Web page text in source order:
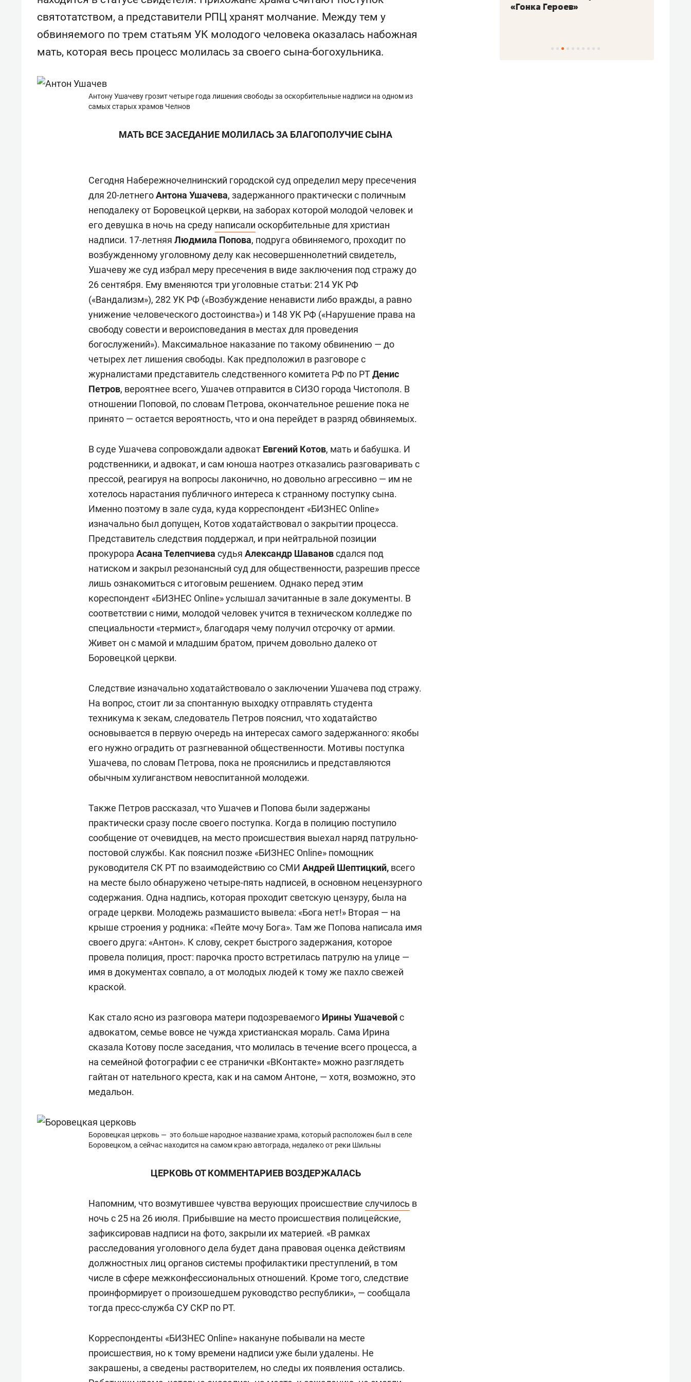
святотатством, а представители РПЦ хранят молчание. Между тем у
обвиняемого по трем статьям УК молодого человека оказалась набожная
мать, которая весь процесс молилась за своего сына-богохульника.
Антону Ушачеву грозит четыре года лишения свободы за оскорбительные надписи на одном из
самых старых храмов Челнов
МАТЬ ВСЕ ЗАСЕДАНИЕ МОЛИЛАСЬ ЗА БЛАГОПОЛУЧИЕ СЫНА
Сегодня Набережночелнинский городской суд определил меру пресечения
для 20-летнегоАнтона Ушачева, задержанного практически с поличным
неподалеку от Боровецкой церкви, на заборах которой молодой человек и
его девушка в ночь на среду написали оскорбительные для христиан
надписи. 17-летняя Людмила Попова, подруга обвиняемого, проходит по
возбужденному уголовному делу как несовершеннолетний свидетель,
Ушачеву же суд избрал меру пресечения в виде заключения под стражу до
26 сентября. Ему вменяются три уголовные статьи: 214 УК РФ
(«Вандализм»), 282 УК РФ («Возбуждение ненависти либо вражды, а равно
унижение человеческого достоинства») и 148 УК РФ («Нарушение права на
свободу совести и вероисповедания в местах для проведения
богослужений»). Максимальное наказание по такому обвинению — до
четырех лет лишения свободы. Как предположил в разговоре с
журналистами представитель следственного комитета РФ по РТДенис
Петров, вероятнее всего, Ушачев отправится в СИЗО города Чистополя. В
отношении Поповой, по словам Петрова, окончательное решение пока не
принято — остается вероятность, что и она перейдет в разряд обвиняемых.
В суде Ушачева сопровождали адвокат Евгений Котов, мать и бабушка. И
родственники, и адвокат, и сам юноша наотрез отказались разговаривать с
прессой, реагируя на вопросы лаконично, но довольно агрессивно — им не
хотелось нарастания публичного интереса к странному поступку сына.
Именно поэтому в зале суда, куда корреспондент «БИЗНЕС Online»
изначально был допущен, Котов ходатайствовал о закрытии процесса.
Представитель следствия поддержал, и при нейтральной позиции
прокурора Асана Телепчиева судья Александр Шавановсдался под
натиском и закрыл резонансный суд для общественности, разрешив прессе
лишь ознакомиться с итоговым решением. Однако перед этим
кореспондент «БИЗНЕС Online» услышал зачитанные в зале документы. В
соответствии с ними, молодой человек учится в техническом колледже по
специальности «термист», благодаря чему получил отсрочку от армии.
Живет он с мамой и младшим братом, причем довольно далеко от
Боровецкой церкви.
Следствие изначально ходатайствовало о заключении Ушачева под стражу.
На вопрос, стоит ли за спонтанную выходку отправлять студента
техникума к зекам, следователь Петров пояснил, что ходатайство
основывается в первую очередь на интересах самого задержанного: якобы
его нужно оградить от разгневанной общественности. Мотивы поступка
Ушачева, по словам Петрова, пока не прояснились и представляются
обычным хулиганством невоспитанной молодежи.
Также Петров рассказал, что Ушачев и Попова были задержаны
практически сразу после своего поступка. Когда в полицию поступило
сообщение от очевидцев, на место происшествия выехал наряд патрульно-
постовой службы. Как пояснил позже «БИЗНЕС Online» помощник
руководителя СК РТ по взаимодействию со СМИ Андрей Шептицкий, всего
на месте было обнаружено четыре-пять надписей, в основном нецензурного
содержания. Одна надпись, которая проходит светскую цензуру, была на
ограде церкви. Молодежь размашисто вывела: «Бога нет!» Вторая — на
крыше строения у родника: «Пейте мочу Бога». Там же Попова написала имя
своего друга: «Антон». К слову, секрет быстрого задержания, которое
провела полиция, прост: парочка просто встретилась патрулю на улице —
имя в документах совпало, а от молодых людей к тому же пахло свежей
краской.
Как стало ясно из разговора матери подозреваемого Ирины Ушачевойс
адвокатом, семье вовсе не чужда христианская мораль. Сама Ирина
сказала Котову после заседания, что молилась в течение всего процесса, а
на семейной фотографии с ее странички «ВКонтакте» можно разглядеть
гайтан от нательного креста, как и на самом Антоне, — хотя, возможно, это
медальон.
Боровецкая церковь — это больше народное название храма, который расположен был в селе
Боровецком, а сейчас находится на самом краю автограда, недалеко от реки Шильны
ЦЕРКОВЬ ОТ КОММЕНТАРИЕВ ВОЗДЕРЖАЛАСЬ
Напомним, что возмутившее чувства верующих происшествие случилось в
ночь с 25 на 26 июля. Прибывшие на место происшествия полицейские,
зафиксировав надписи на фото, закрыли их материей. «В рамках
расследования уголовного дела будет дана правовая оценка действиям
должностных лиц органов системы профилактики преступлений, в том
числе в сфере межконфессиональных отношений. Кроме того, следствие
проинформирует о произошедшем руководство республики», — сообщала
тогда пресс-служба СУ СКР по РТ.
Корреспонденты «БИЗНЕС Online» накануне побывали на месте
происшествия, но к тому времени надписи уже были удалены. Не
закрашены, а сведены растворителем, но следы их появления остались.
состоянием как основа
антихрупких команд
«Гонка Героев»